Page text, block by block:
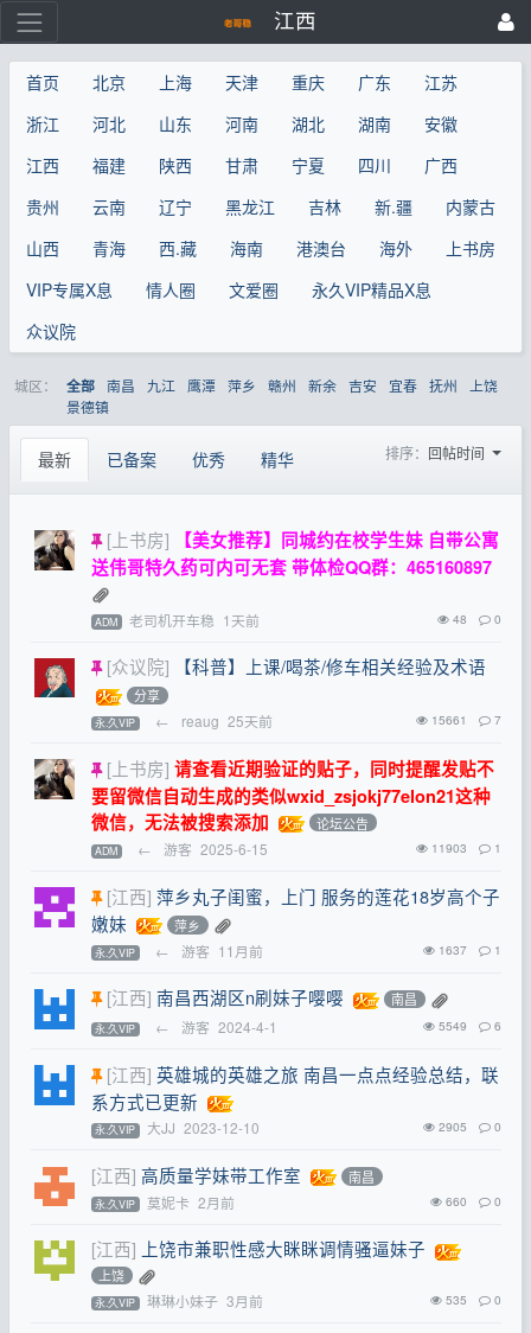
江西
首页 北京 上海 天津 重庆 广东
江苏
浙江
河北 山东 河南 湖北 湖南
安徽
江西
福建 陕西 甘肃 宁夏 四川
广西
贵州
云南 辽宁 黑龙江 吉林 新.疆
内蒙古
山西
青海 西.藏 海南 港澳台 海外
上书房
VIP专属X息
情人圈 文爱圈
永久VIP精品X息
众议院
城区： 全部 南昌 九江 鹰潭 萍乡 赣州 新余 吉安 宜春 抚州
上饶
景德镇
最新 已备案 优秀 精华 排序： 回帖时间
[上书房]
【美女推荐】同城约在校学生妹 自带公寓
送伟哥特久药可内可无套 带体检QQ群：465160897
ADM 老司机开车稳 1天前 48 0
[众议院] 【科普】上课/喝茶/修车相关经验及术语
分享
永.久VIP ← reaug 25天前 15661 7
[上书房] 请查看近期验证的贴子，同时提醒发贴不
要留微信自动生成的类似wxid_zsjokj77elon21这种
微信，无法被搜索添加
论坛公告
ADM ← 游客 2025-6-15 11903 1
[江西] 萍乡丸子闺蜜，上门 服务的莲花18岁高个子
嫩妹
萍乡
永.久VIP ← 游客 11月前 1637 1
[江西] 南昌西湖区n刷妹子嘤嘤 南昌
永.久VIP ← 游客 2024-4-1 5549 6
[江西] 英雄城的英雄之旅 南昌一点点经验总结，联
系方式已更新
永.久VIP 大JJ 2023-12-10 2905 0
[江西] 高质量学妹带工作室 南昌
永.久VIP 莫妮卡 2月前 660 0
[江西] 上饶市兼职性感大眯眯调情骚逼妹子
上饶
永.久VIP 琳琳小妹子 3月前 535 0